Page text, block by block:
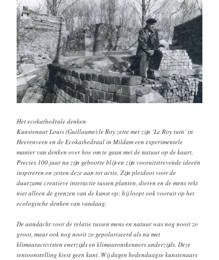
Het ecokathedrale denken
Kunstenaar Louis (Guillaume) le Roy zette met zijn ‘Le Roy tuin’ in
Heerenveen en de Ecokathedraal in Mildam een experimentele
manier van denken over hoe om te gaan met de natuur op de kaart.
Precies 100 jaar na zijn geboorte blijven zijn vooruitstrevende ideeën
inspireren en zetten deze aan tot actie. Zijn pleidooi voor de
duurzame creatieve interactie tussen planten, dieren en de mens rekt
niet alleen de grenzen van de kunst op; hij loopt ook vooruit op het
ecologische denken van vandaag.
De aandacht voor de relatie tussen mens en natuur was nog nooit zo
groot, maar ook nog nooit zo gepolariseerd als nu met
klimaatactivisten enerzijds en klimaatontkenners anderzijds. Deze
tentoonstelling kiest geen kant. Wij dagen hedendaagse kunstenaars